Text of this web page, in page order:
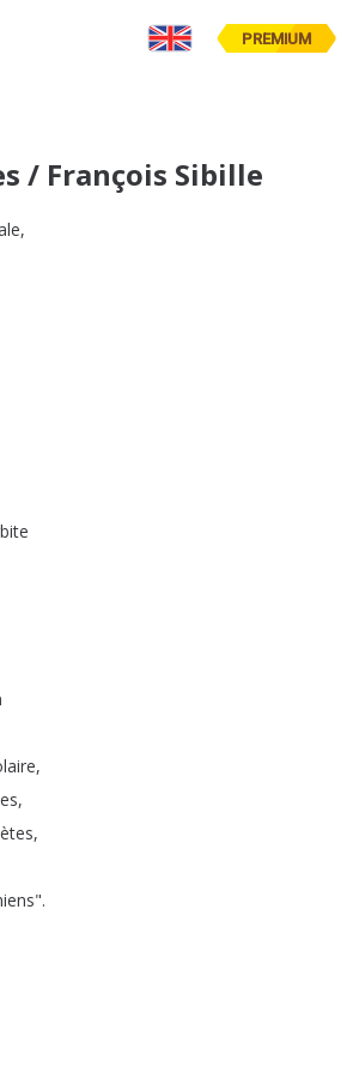
PREMIUM
/ François Sibille
,
,
,
,
".